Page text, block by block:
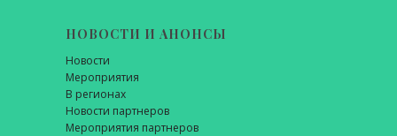
НОВОСТИ И АНОНСЫ
Новости
Мероприятия
В регионах
Новости партнеров
Мероприятия партнеров